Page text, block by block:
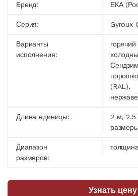
Бренд: ЕКА
Серия: Gyroux
Варианты
исполнения:
горячий
(RAL),
Длина единицы:
2 м, 2.5
Диапазон
размеров:
Узнать цену